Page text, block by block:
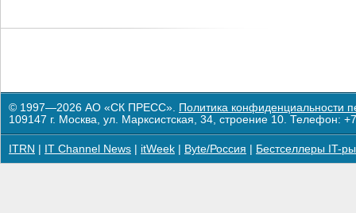
© 1997—2026 АО «СК ПРЕСС». Политика конфиденциальности
109147 г. Москва, ул. Марксистская, 34, строение 10. Телефон:
ITRN IT Channel News itWeek Byte/Россия Бестселлеры IT-